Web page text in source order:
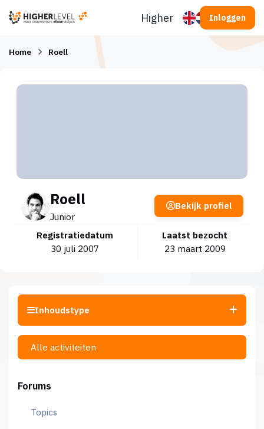
Higherlevel Inloggen
Home Roell
Roell
Junior
Registratiedatum
30 juli 2007
Laatst bezocht
23 maart 2009
Bekijk profiel
Inhoudstype
Alle activiteiten
Forums
Topics